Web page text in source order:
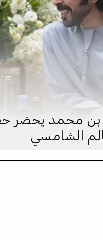
محمد يحضر
الشامسي